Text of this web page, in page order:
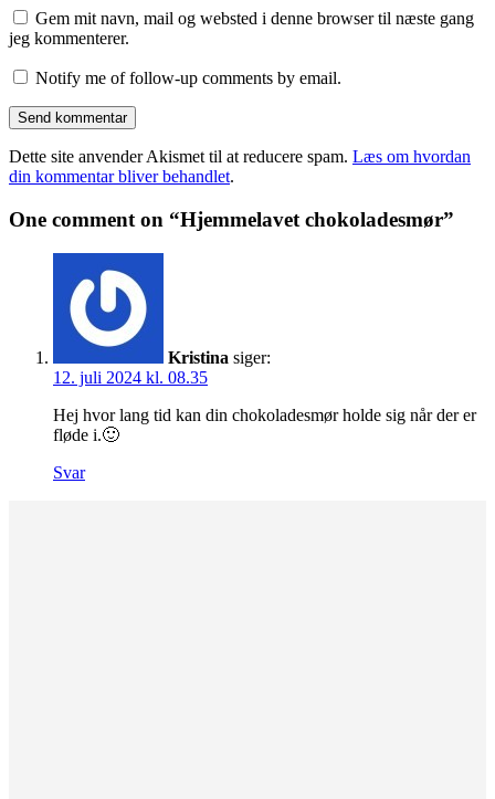
Gem mit navn, mail og websted i denne browser til næste gang
jeg kommenterer.
Notify me of follow-up comments by email.
Dette site anvender Akismet til at reducere spam. Læs om hvordan
din kommentar bliver behandlet.
One comment on “Hjemmelavet chokoladesmør”
Kristina siger:
12. juli 2024 kl. 08.35
Hej hvor lang tid kan din chokoladesmør holde sig når der er
fløde i.🙂
Svar